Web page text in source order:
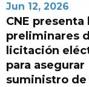
Jun 12, 2026
CNE presenta
preliminares
licitación
para asegurar
suministro